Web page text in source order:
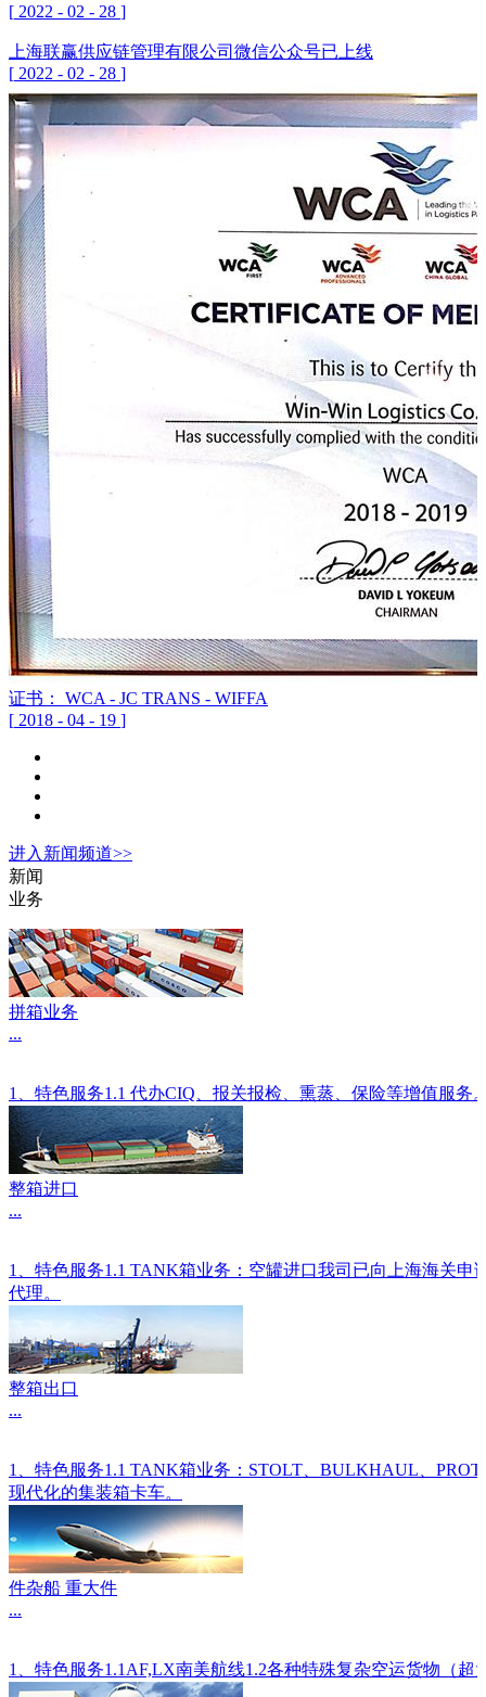
[ 2022 - 02 - 28 ]
上海联赢供应链管理有限公司微信公众号已上线
[ 2022 - 02 - 28 ]
证书： WCA - JC TRANS - WIFFA
[ 2018 - 04 - 19 ]
进入 新闻频道>>
新闻
业务
拼箱业务
...
1、特色服务1.1 代办CIQ、报关报检、熏蒸、保险等增值服
整箱进口
...
1、特色服务1.1 TANK箱业务：空罐进口我司已向上海海关
代理。
整箱出口
...
1、特色服务1.1 TANK箱业务：STOLT、BULKHAUL、
现代化的集装箱卡车。
件杂船 重大件
...
1、特色服务1.1AF,LX南美航线1.2各种特殊复杂空运货物（